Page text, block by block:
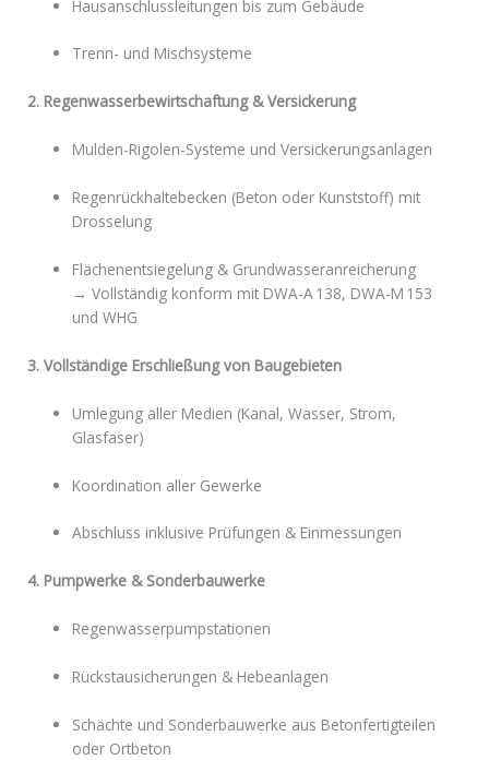
Hausanschlussleitungen bis zum Gebäude
Trenn- und Mischsysteme
2. Regenwasserbewirtschaftung & Versickerung
Mulden-Rigolen-Systeme und Versickerungsanlagen
Regenrückhaltebecken (Beton oder Kunststoff) mit
Drosselung
Flächenentsiegelung & Grundwasseranreicherung
→ Vollständig konform mit DWA-A 138, DWA-M 153
und WHG
3. Vollständige Erschließung von Baugebieten
Umlegung aller Medien (Kanal, Wasser, Strom,
Glasfaser)
Koordination aller Gewerke
Abschluss inklusive Prüfungen & Einmessungen
4. Pumpwerke & Sonderbauwerke
Regenwasserpumpstationen
Rückstausicherungen & Hebeanlagen
Schächte und Sonderbauwerke aus Betonfertigteilen
oder Ortbeton